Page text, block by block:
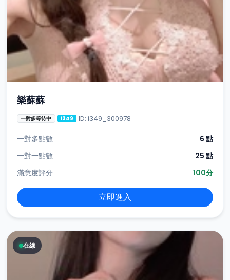
樂蘇蘇
一對多等待中 i349 ID: i349_300978
一對多點數
6 點
一對一點數
25 點
滿意度評分
100分
立即進入
在線